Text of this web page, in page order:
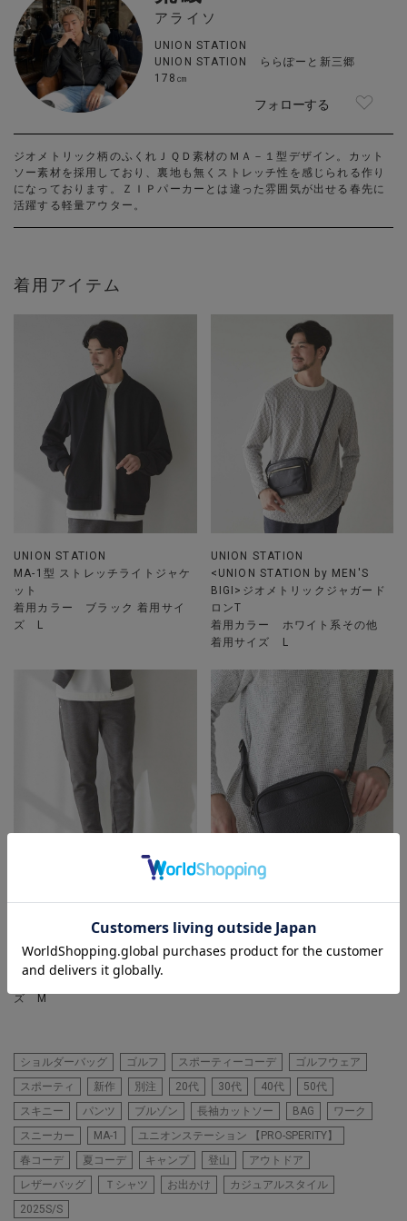
アライソ
UNION STATION
UNION STATION ららぽーと新三郷
178㎝
フォローする
ジオメトリック柄のふくれＪＱＤ素材のＭＡ－１型デザイン。カット
ソー素材を採用しており、裏地も無くストレッチ性を感じられる作り
になっております。ＺＩＰパーカーとは違った雰囲気が出せる春先に
活躍する軽量アウター。
着用アイテム
UNION STATION
MA-1型 ストレッチライトジャケ
ット
着用カラー ブラック 着用サイ
ズ L
UNION STATION
<UNION STATION by MEN'S
BIGI>ジオメトリックジャガード
ロンT
着用カラー ホワイト系その他
着用サイズ L
『プロスペリティ』コラボストレ
ッチポンチジャガードジョガーパ
着用カラー グレー 着用サイ
ズ M
ミニショルダーバッグ / カメラバ
ッグ
ショルダーバッグ ゴルフ スポーティーコーデ
ゴルフウェア
スポーティ
新作 別注 20代 30代 40代
50代
スキニー
パンツ ブルゾン 長袖カットソー BAG
ワーク
スニーカー
MA-1
ユニオンステーション 【PRO-SPERITY】
春コーデ
夏コーデ キャンプ 登山
アウトドア
レザーバッグ
Ｔシャツ お出かけ
カジュアルスタイル
2025S/S